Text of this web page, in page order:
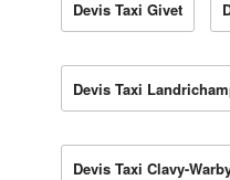
Devis Taxi Givet
Devis Taxi
Devis Taxi Clavy-